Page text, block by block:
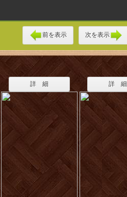
前を表示 次を表示
詳 細 詳 細